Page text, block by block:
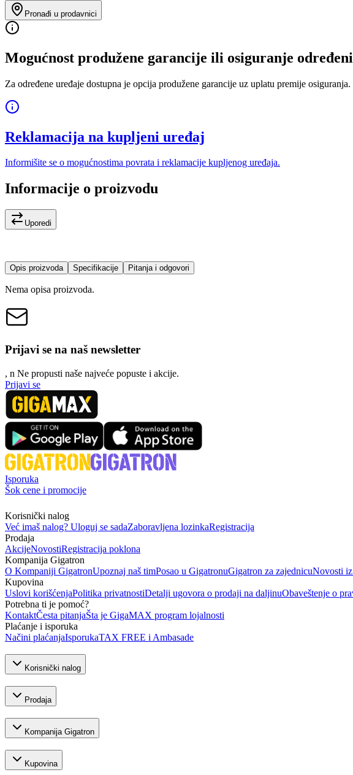
Pronađi u prodavnici
Mogućnost produžene garancije ili osiguranje
Za određene uređaje dostupna je opcija produžene garancije uz uplatu premije
Reklamacija na kupljeni uređaj
Informišite se o mogućnostima povrata i reklamacije kupljenog uređaja.
Informacije o proizvodu
Uporedi
Opis proizvoda Specifikacije Pitanja i odgovori
Nema opisa proizvoda.
Prijavi se na naš newsletter
, n Ne propusti naše najveće popuste i akcije.
Prijavi se
Isporuka
Šok cene i promocije
Korisnički nalog
Već imaš nalog? Uloguj se sadaZaboravljena lozinkaRegistracija
Prodaja
AkcijeNovostiRegistracija poklona
Kompanija Gigatron
O Kompaniji GigatronUpoznaj naš timPosao u GigatronuGigatron za zajednicuNovosti
Kupovina
Uslovi korišćenjaPolitika privatnostiDetalji ugovora o prodaji na daljinuObaveštenje o
Potrebna ti je pomoć?
KontaktČesta pitanjaŠta je GigaMAX program lojalnosti
Plaćanje i isporuka
Načini plaćanjaIsporukaTAX FREE i Ambasade
Korisnički nalog
Prodaja
Kompanija Gigatron
Kupovina